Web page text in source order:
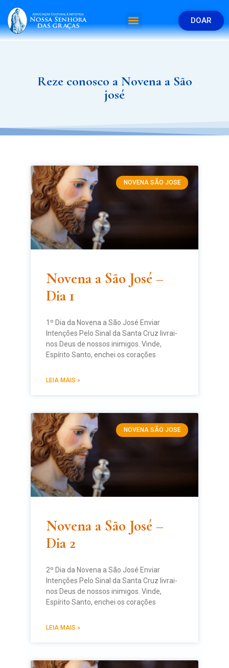
DOAR
Reze conosco a Novena a São
josé
NOVENA SÃO JOSE
Novena a São José –
Dia 1
1º Dia da Novena a São José Enviar
Intenções Pelo Sinal da Santa Cruz livrai-
nos Deus de nossos inimigos. Vinde,
Espírito Santo, enchei os corações
LEIA MAIS »
NOVENA SÃO JOSE
Novena a São José –
Dia 2
2º Dia da Novena a São José Enviar
Intenções Pelo Sinal da Santa Cruz livrai-
nos Deus de nossos inimigos. Vinde,
Espírito Santo, enchei os corações
LEIA MAIS »